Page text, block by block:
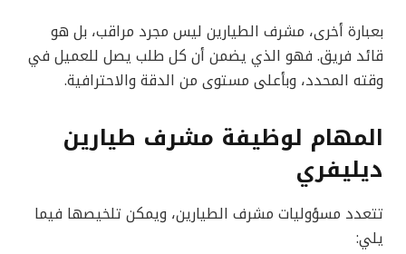
بعبارة أخرى، مشرف الطيارين ليس مجرد مراقب، بل هو
قائد فريق. فهو الذي يضمن أن كل طلب يصل للعميل في
وقته المحدد، وبأعلى مستوى من الدقة والاحترافية.
المهام لوظيفة مشرف طيارين
ديليفري
تتعدد مسؤوليات مشرف الطيارين، ويمكن تلخيصها فيما
يلي: